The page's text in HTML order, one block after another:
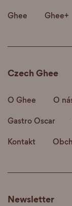
Czech Ghee
O Ghee O
Gastro Oscar
Kontakt
Ghee Ghee+
Newsletter